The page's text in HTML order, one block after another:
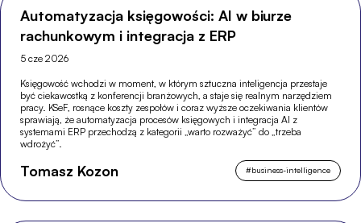
Automatyzacja księgowości: AI w biurze
rachunkowym i integracja z ERP
5 cze 2026
Księgowość wchodzi w moment, w którym sztuczna inteligencja przestaje
być ciekawostką z konferencji branżowych, a staje się realnym narzędziem
pracy. KSeF, rosnące koszty zespołów i coraz wyższe oczekiwania klientów
sprawiają, że automatyzacja procesów księgowych i integracja AI z
systemami ERP przechodzą z kategorii „warto rozważyć” do „trzeba
wdrożyć”.
Tomasz Kozon #business-intelligence